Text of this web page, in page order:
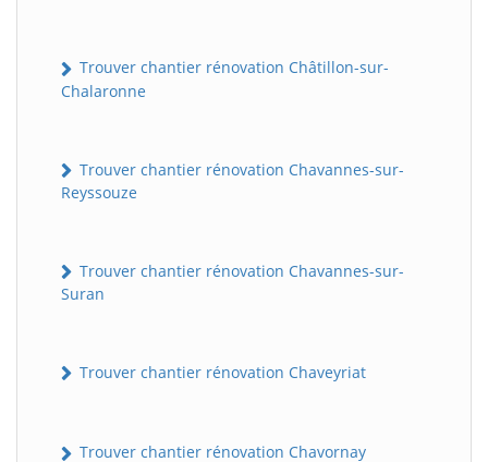
Trouver chantier rénovation Châtillon-sur-
Chalaronne
Trouver chantier rénovation Chavannes-sur-
Reyssouze
Trouver chantier rénovation Chavannes-sur-
Suran
Trouver chantier rénovation Chaveyriat
Trouver chantier rénovation Chavornay